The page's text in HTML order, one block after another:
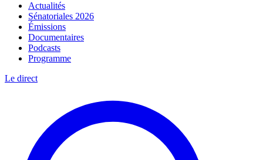
Actualités
Sénatoriales 2026
Émissions
Documentaires
Podcasts
Programme
Le direct